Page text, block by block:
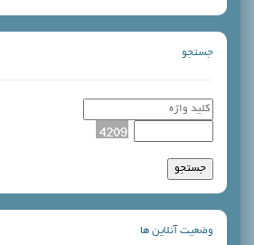
جستجو
وضعیت آنلاین ها